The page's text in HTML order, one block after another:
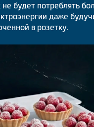
будет потреблять
даже
в розетку.